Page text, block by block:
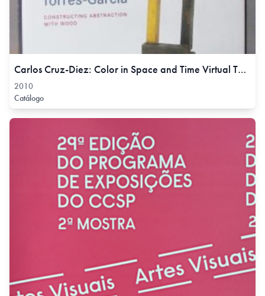
Carlos Cruz-Diez: Color in Space and Time Virtual Tour, 2010
2010
Catálogo